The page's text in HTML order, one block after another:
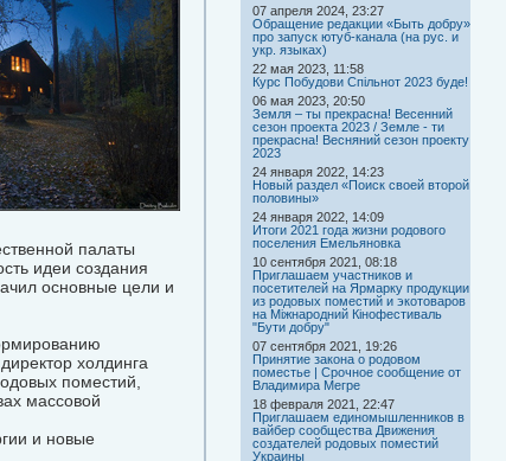
палаты
идеи создания
основные цели и
холдинга
поместий,
массовой
и новые
07 апреля 2024, 23:27
Обращение редакции «Быть добру»
про запуск ютуб-канала (на рус. и
укр. языках)
22 мая 2023, 11:58
Курс Побудови Спільнот 2023 буде!
06 мая 2023, 20:50
Земля – ты прекрасна! Весенний
сезон проекта 2023 / Земле - ти
прекрасна! Весняний сезон проекту
2023
24 января 2022, 14:23
Новый раздел «Поиск своей второй
половины»
24 января 2022, 14:09
Итоги 2021 года жизни родового
поселения Емельяновка
10 сентября 2021, 08:18
Приглашаем участников и
посетителей на Ярмарку продукции
из родовых поместий и экотоваров
на Міжнародний Кінофестиваль
"Бути добру"
07 сентября 2021, 19:26
Принятие закона о родовом
поместье | Срочное сообщение от
Владимира Мегре
18 февраля 2021, 22:47
Приглашаем единомышленников в
вайбер сообщества Движения
создателей родовых поместий
Украины